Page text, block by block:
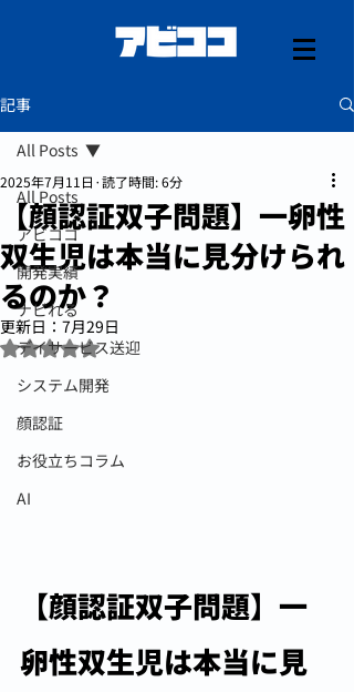
記事
All Posts
アビココ
開発実績
ナビれる
デイサービス送迎
システム開発
顔認証
お役立ちコラム
AI
All Posts
【顔認証双子問題】一卵性
双生児は本当に見分けられ
るのか？
2025年7月11日 読了時間: 6分
更新日： 7月29日
5つ星のうちNaNと評価されています。
【顔認証双子問題】一
卵性双生児は本当に見